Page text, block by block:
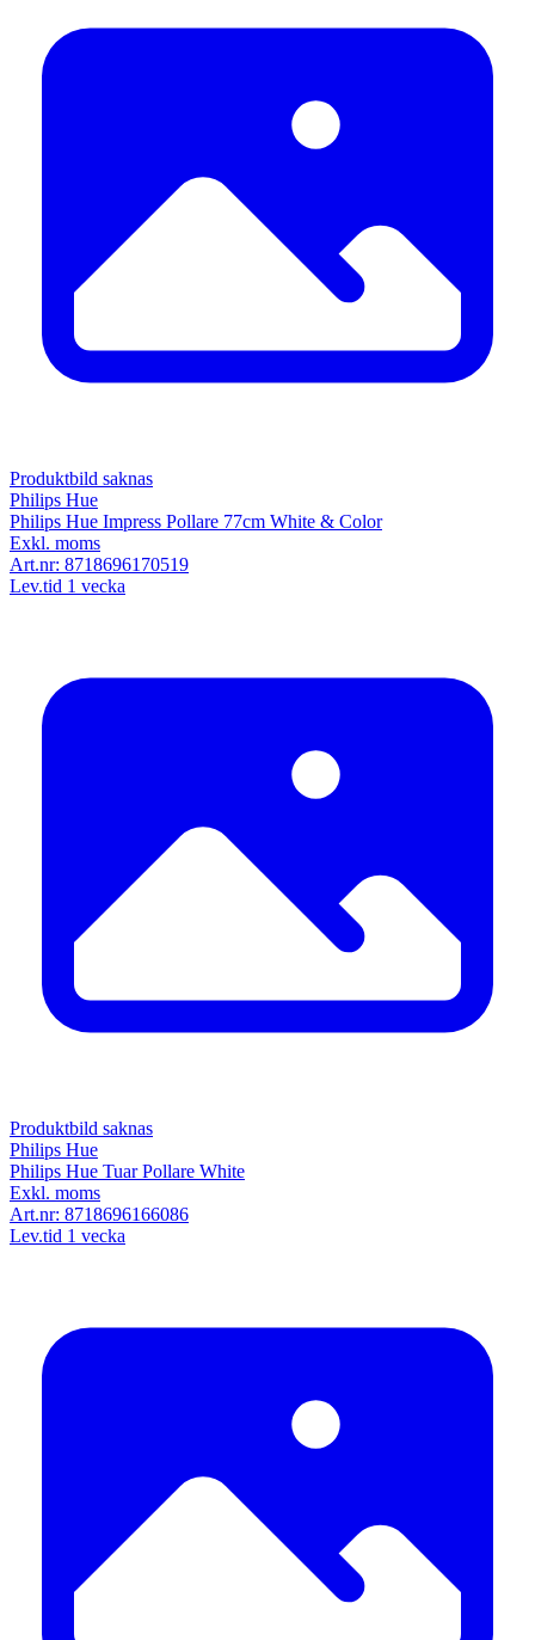
Produktbild saknas
Philips Hue
Philips Hue Impress Pollare 77cm White & Color
Exkl. moms
Art.nr: 8718696170519
Lev.tid 1 vecka
Produktbild saknas
Philips Hue
Philips Hue Tuar Pollare White
Exkl. moms
Art.nr: 8718696166086
Lev.tid 1 vecka